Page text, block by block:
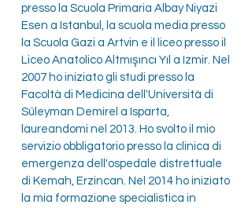
presso la Scuola Primaria Albay Niyazi
Esen a Istanbul, la scuola media presso
la Scuola Gazi a Artvin e il liceo presso il
Liceo Anatolico Altmışıncı Yıl a Izmir. Nel
2007 ho iniziato gli studi presso la
Facoltà di Medicina dell'Università di
Süleyman Demirel a Isparta,
laureandomi nel 2013. Ho svolto il mio
servizio obbligatorio presso la clinica di
emergenza dell'ospedale distrettuale
di Kemah, Erzincan. Nel 2014 ho iniziato
la mia formazione specialistica in